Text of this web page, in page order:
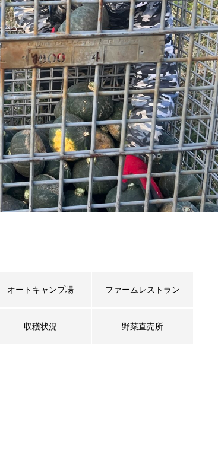
オートキャンプ場 ファームレストラン
収穫状況 野菜直売所